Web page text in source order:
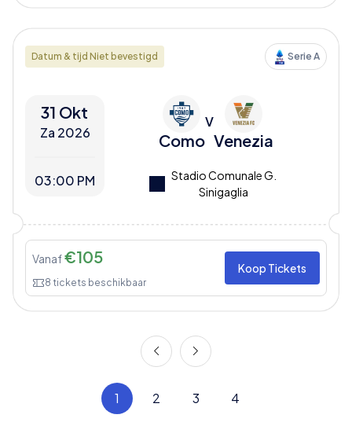
Datum & tijd Niet bevestigd Serie A
31 Okt
Za 2026
03:00 PM
Como
V
Venezia
Stadio Comunale G.
Sinigaglia
Vanaf€105
8 tickets beschikbaar
Koop Tickets
1 2 3 4